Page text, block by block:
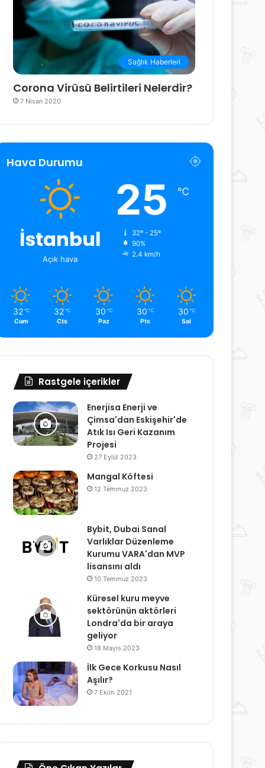
Sağlık Haberleri
Corona Virüsü Belirtileri Nelerdir?
7 Nisan 2020
Hava Durumu
İstanbul
Açık hava
25 ℃
32º - 25º
90%
2.4 km/h
32 ℃
Cum
32 ℃
Cts
30 ℃
Paz
30 ℃
Pts
30 ℃
Sal
Rastgele içerikler
Enerjisa Enerji ve
Çimsa'dan Eskişehir'de
Atık Isı Geri Kazanım
Projesi
27 Eylül 2023
Mangal Köftesi
12 Temmuz 2023
Bybit, Dubai Sanal
Varlıklar Düzenleme
Kurumu VARA'dan MVP
lisansını aldı
10 Temmuz 2023
Küresel kuru meyve
sektörünün aktörleri
Londra'da bir araya
geliyor
18 Mayıs 2023
İlk Gece Korkusu Nasıl
Aşılır?
7 Ekim 2021